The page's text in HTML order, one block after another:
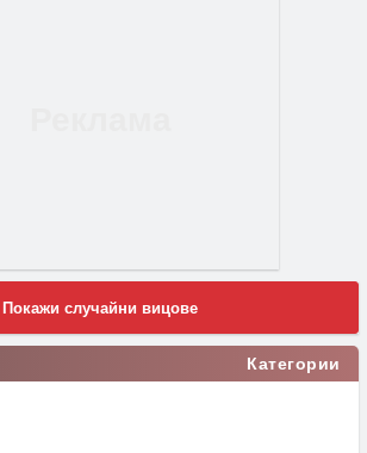
Покажи случайни вицове
Категории